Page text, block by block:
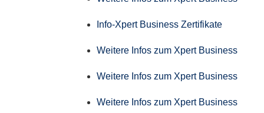
Info-Xpert Business Zertifikate
Weitere Infos zum Xpert Business
Weitere Infos zum Xpert Business
Weitere Infos zum Xpert Business